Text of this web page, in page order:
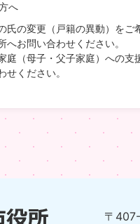
へ
氏の変更（戸籍の異動）を
へお問い合わせください。
庭（母子・父子家庭）への
せください。
〒